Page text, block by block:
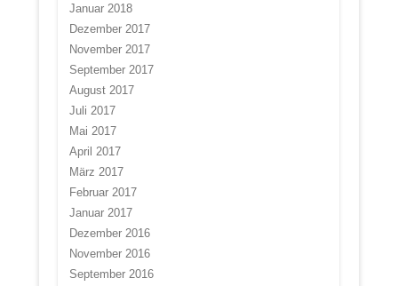
Januar 2018
Dezember 2017
November 2017
September 2017
August 2017
Juli 2017
Mai 2017
April 2017
März 2017
Februar 2017
Januar 2017
Dezember 2016
November 2016
September 2016